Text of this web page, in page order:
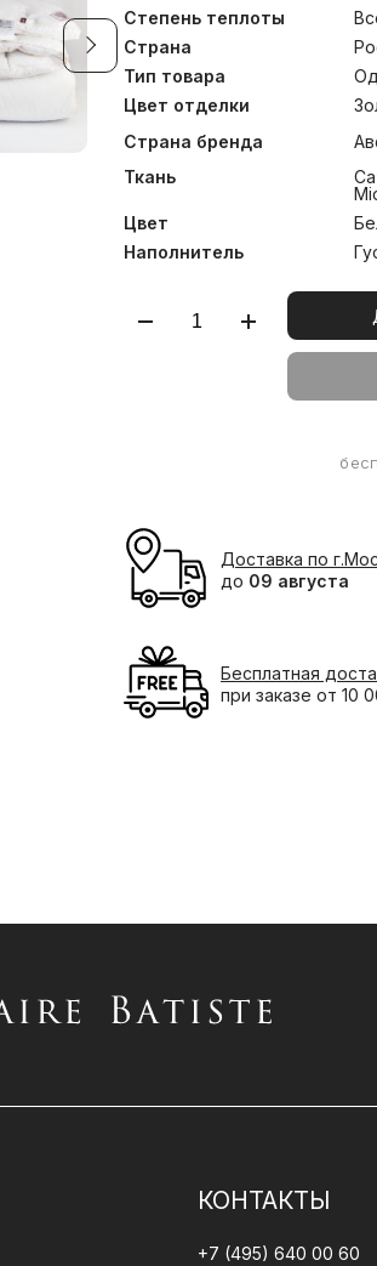
Степень теплоты
Страна
Тип товара
Цвет отделки
Страна бренда
Ткань
Цвет
Наполнитель
Доставка по
до 09 августа
Бесплатная
при заказе от 10
КОНТАКТЫ
+7 (495) 640 00 60